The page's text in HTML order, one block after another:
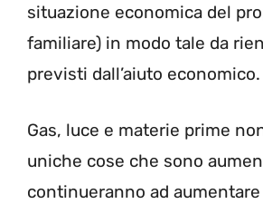
situazione economica del
familiare) in modo tale da
previsti dall’aiuto economico.
Gas, luce e materie prime
uniche cose che sono
continueranno ad